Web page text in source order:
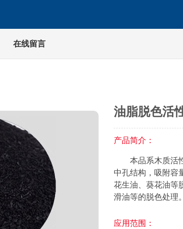
在线留言
油脂脱色活
产品简介：
本品系木质活
中孔结构，吸附容
花生油、葵花油等
滑油等的脱色处理。
应用范围：